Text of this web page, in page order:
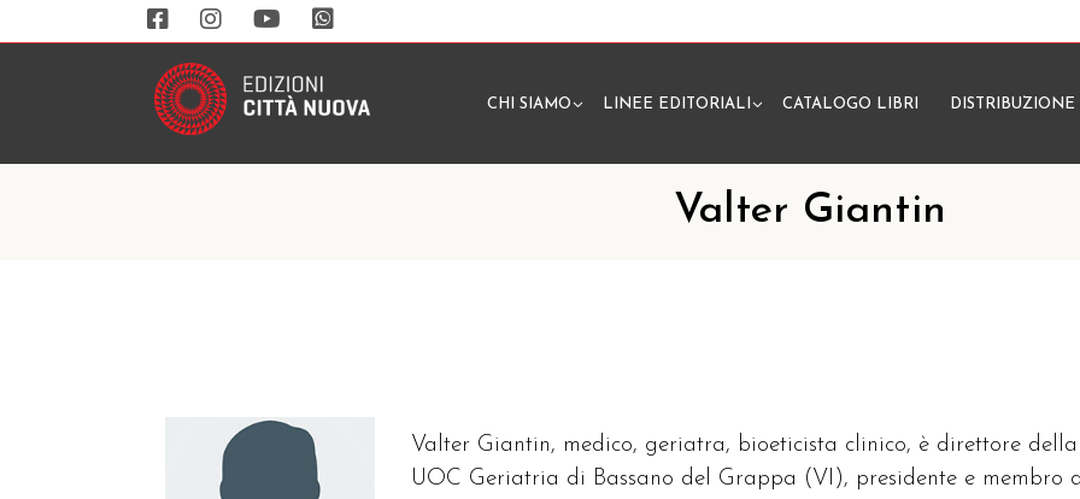
CHI SIAMO LINEE EDITORIALI CATALOGO LIBRI DISTRIBUZIONE
Valter Giantin
Valter Giantin, medico, geriatra, bioeticista clinico, è direttore della
UOC Geriatria di Bassano del Grappa (VI), presidente e membro